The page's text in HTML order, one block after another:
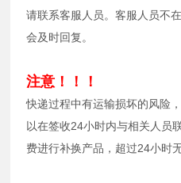
请联系客服人员。客服人员不
会及时回复。
注意！！！
快递过程中有运输损坏的风险
以在签收24小时内与相关人员
费进行补换产品，超过24小时